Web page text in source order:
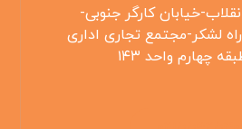
خیابان کارگر جنوبی-
لشکر-مجتمع تجاری اداری
چهارم واحد ۱۴۳